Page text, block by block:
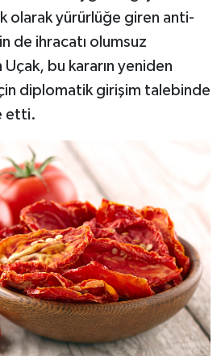
olarak yürürlüğe giren anti-
de ihracatı olumsuz
bu kararın yeniden
diplomatik girişim talebinde
etti.